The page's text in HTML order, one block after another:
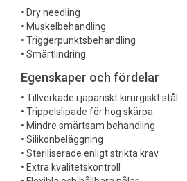
• Dry needling
• Muskelbehandling
• Triggerpunktsbehandling
• Smärtlindring
Egenskaper och fördelar
• Tillverkade i japanskt kirurgiskt stål
• Trippelslipade för hög skärpa
• Mindre smärtsam behandling
• Silikonbeläggning
• Steriliserade enligt strikta krav
• Extra kvalitetskontroll